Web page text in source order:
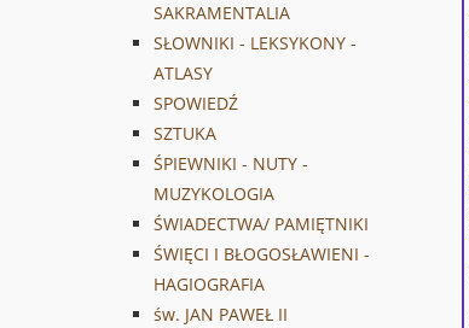
SAKRAMENTALIA
SŁOWNIKI - LEKSYKONY -
ATLASY
SPOWIEDŹ
SZTUKA
ŚPIEWNIKI - NUTY -
MUZYKOLOGIA
ŚWIADECTWA/ PAMIĘTNIKI
ŚWIĘCI I BŁOGOSŁAWIENI -
HAGIOGRAFIA
św. JAN PAWEŁ II